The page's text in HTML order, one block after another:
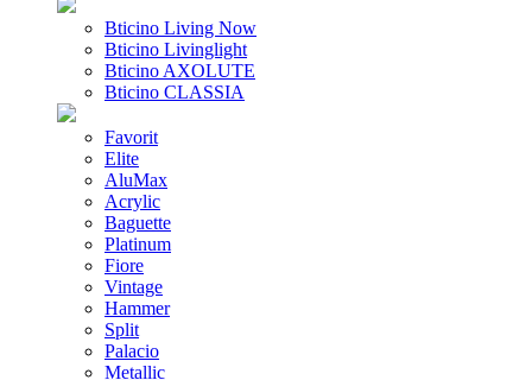
Bticino Living Now
Bticino Livinglight
Bticino AXOLUTE
Bticino CLASSIA
Favorit
Elite
AluMax
Acrylic
Baguette
Platinum
Fiore
Vintage
Hammer
Split
Palacio
Metallic